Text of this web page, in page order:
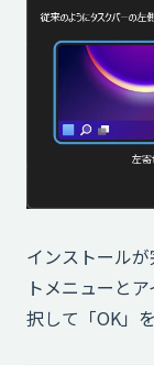
インストール
トメニューと
択して「OK」